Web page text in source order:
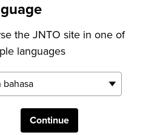
the JNTO site in one of
languages
Continue